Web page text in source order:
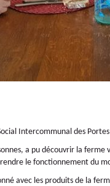
Intercommunal des
a pu découvrir la
le fonctionnement du
avec les produits de la